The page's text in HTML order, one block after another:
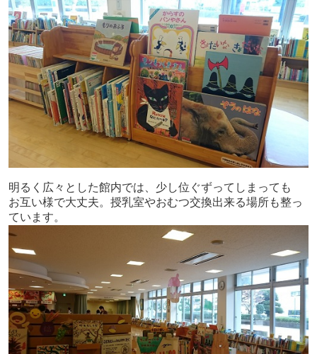
明るく広々とした館内では、少し位ぐずってしまっても
お互い様で大丈夫。授乳室やおむつ交換出来る場所も整っ
ています。